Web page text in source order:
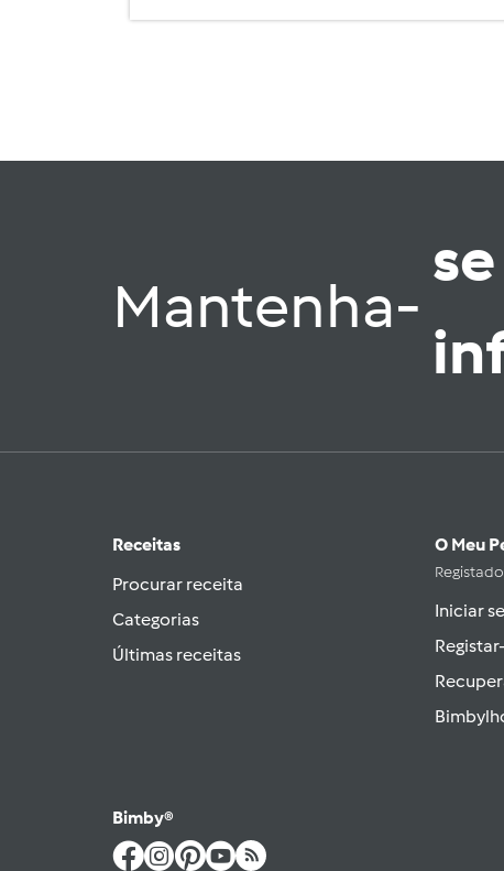
Mantenha-
se
Receitas
Procurar receita
Categorias
Últimas receitas
O Meu
Iniciar
Bimby®